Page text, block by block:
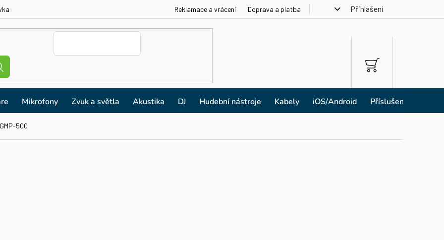
Reklamace a vrácení Doprava a platba Přihlášení
NÁKUPNÍ
KOŠÍK
Mikrofony Zvuk a světla Akustika DJ Hudební nástroje Kabely iOS/Android Příslušenství
500